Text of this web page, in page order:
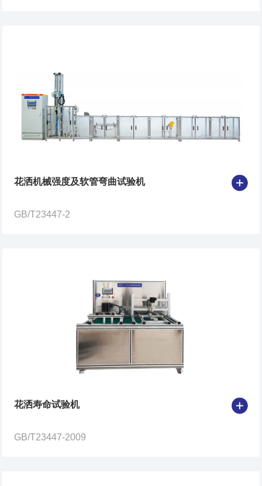
花洒机械强度及软管弯曲试验机
GB/T23447-2
花洒寿命试验机
GB/T23447-2009